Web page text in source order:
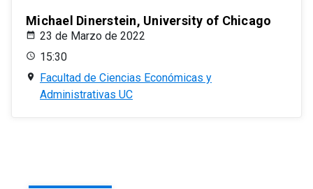
Michael Dinerstein, University of Chicago
23 de Marzo de 2022
15:30
Facultad de Ciencias Económicas y
Administrativas UC